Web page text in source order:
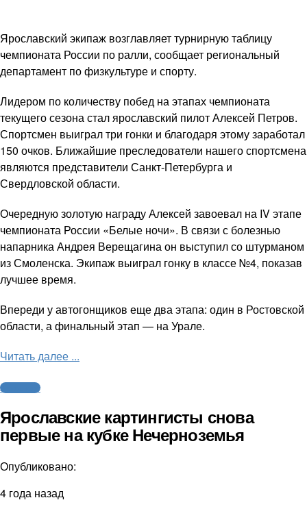
Ярославский экипаж возглавляет турнирную таблицу
чемпионата России по ралли, сообщает региональный
департамент по физкультуре и спорту.
Лидером по количеству побед на этапах чемпионата
текущего сезона стал ярославский пилот Алексей Петров.
Спортсмен выиграл три гонки и благодаря этому заработал
150 очков. Ближайшие преследователи нашего спортсмена
являются представители Санкт-Петербурга и
Свердловской области.
Очередную золотую награду Алексей завоевал на IV этапе
чемпионата России «Белые ночи». В связи с болезнью
напарника Андрея Верещагина он выступил со штурманом
из Смоленска. Экипаж выиграл гонку в классе №4, показав
лучшее время.
Впереди у автогонщиков еще два этапа: один в Ростовской
области, а финальный этап — на Урале.
Читать далее ...
Автоспорт
Ярославские картингисты снова
первые на кубке Нечерноземья
Опубликовано:
4 года назад